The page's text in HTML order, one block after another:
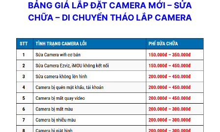
BẢNG GIÁ LẮP ĐẶT CAMERA MỚI – SỬA
CHỮA – DI CHUYỂN THÁO LẮP CAMERA